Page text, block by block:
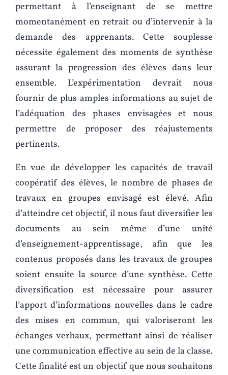
permettant à l’enseignant de se mettre
momentanément en retrait ou d’intervenir à la
demande des apprenants. Cette souplesse
nécessite également des moments de synthèse
assurant la progression des élèves dans leur
ensemble. L’expérimentation devrait nous
fournir de plus amples informations au sujet de
l’adéquation des phases envisagées et nous
permettre de proposer des réajustements
pertinents.
En vue de développer les capacités de travail
coopératif des élèves, le nombre de phases de
travaux en groupes envisagé est élevé. Afin
d’atteindre cet objectif, il nous faut diversifier les
documents au sein même d’une unité
d’enseignement-apprentissage, afin que les
contenus proposés dans les travaux de groupes
soient ensuite la source d’une synthèse. Cette
diversification est nécessaire pour assurer
l’apport d’informations nouvelles dans le cadre
des mises en commun, qui valoriseront les
échanges verbaux, permettant ainsi de réaliser
une communication effective au sein de la classe.
Cette finalité est un objectif que nous souhaitons